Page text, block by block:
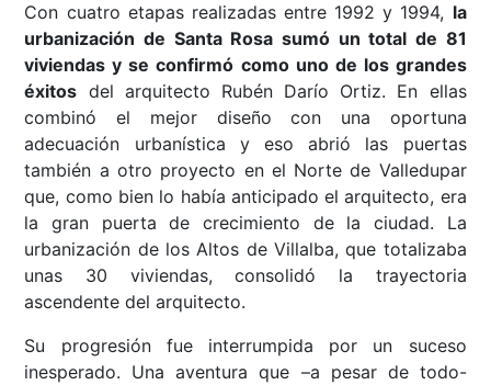
Con cuatro etapas realizadas entre 1992 y 1994, la
urbanización de Santa Rosa sumó un total de 81
viviendas y se confirmó como uno de los grandes
éxitos del arquitecto Rubén Darío Ortiz. En ellas
combinó el mejor diseño con una oportuna
adecuación urbanística y eso abrió las puertas
también a otro proyecto en el Norte de Valledupar
que, como bien lo había anticipado el arquitecto, era
la gran puerta de crecimiento de la ciudad. La
urbanización de los Altos de Villalba, que totalizaba
unas 30 viviendas, consolidó la trayectoria
ascendente del arquitecto.
Su progresión fue interrumpida por un suceso
inesperado. Una aventura que –a pesar de todo-